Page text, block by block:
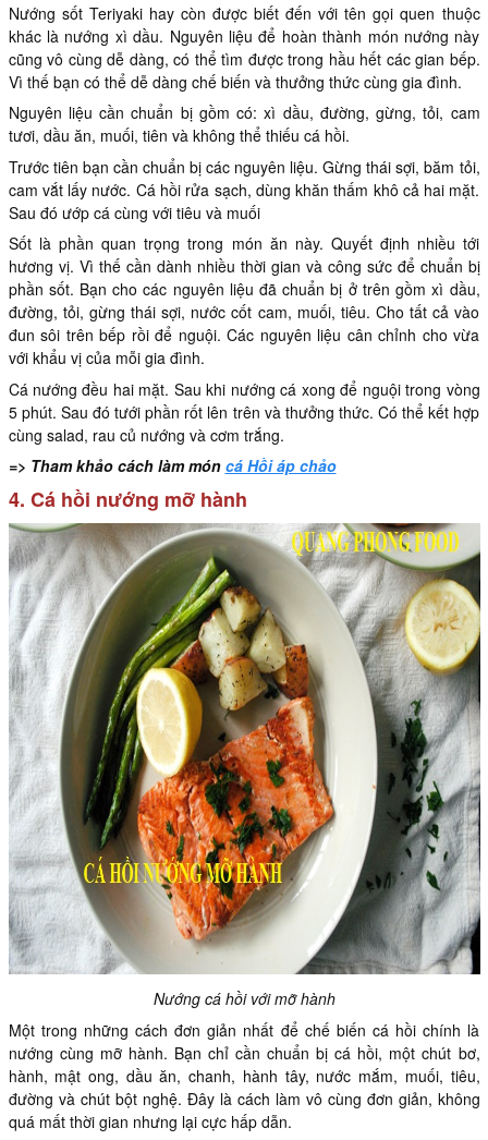
Nướng sốt Teriyaki hay còn được biết đến với tên gọi quen thuộc
khác là nướng xì dầu. Nguyên liệu để hoàn thành món nướng này
cũng vô cùng dễ dàng, có thể tìm được trong hầu hết các gian bếp.
Vì thế bạn có thể dễ dàng chế biến và thưởng thức cùng gia đình.
Nguyên liệu cần chuẩn bị gồm có: xì dầu, đường, gừng, tỏi, cam
tươi, dầu ăn, muối, tiên và không thể thiếu cá hồi.
Trước tiên bạn cần chuẩn bị các nguyên liệu. Gừng thái sợi, băm tỏi,
cam vắt lấy nước. Cá hồi rửa sạch, dùng khăn thấm khô cả hai mặt.
Sau đó ướp cá cùng với tiêu và muối
Sốt là phần quan trọng trong món ăn này. Quyết định nhiều tới
hương vị. Vì thế cần dành nhiều thời gian và công sức để chuẩn bị
phần sốt. Bạn cho các nguyên liệu đã chuẩn bị ở trên gồm xì dầu,
đường, tỏi, gừng thái sợi, nước cốt cam, muối, tiêu. Cho tất cả vào
đun sôi trên bếp rồi để nguội. Các nguyên liệu cân chỉnh cho vừa
với khẩu vị của mỗi gia đình.
Cá nướng đều hai mặt. Sau khi nướng cá xong để nguội trong vòng
5 phút. Sau đó tưới phần rốt lên trên và thưởng thức. Có thể kết hợp
cùng salad, rau củ nướng và cơm trắng.
=> Tham khảo cách làm món cá Hồi áp chảo
4. Cá hồi nướng mỡ hành
Nướng cá hồi với mỡ hành
Một trong những cách đơn giản nhất để chế biến cá hồi chính là
nướng cùng mỡ hành. Bạn chỉ cần chuẩn bị cá hồi, một chút bơ,
hành, mật ong, dầu ăn, chanh, hành tây, nước mắm, muối, tiêu,
đường và chút bột nghệ. Đây là cách làm vô cùng đơn giản, không
quá mất thời gian nhưng lại cực hấp dẫn.